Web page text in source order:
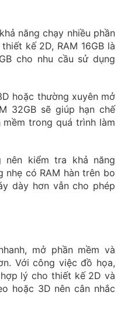
năng chạy nhiều phần
kế 2D, RAM 16GB là
cho nhu cầu sử dụng
hoặc thường xuyên mở
32GB sẽ giúp hạn chế
trong quá trình làm
nên kiểm tra khả năng
nhẹ có RAM hàn trên bo
dày hơn vẫn cho phép
mở phần mềm và
Với công việc đồ họa,
lý cho thiết kế 2D và
hoặc 3D nên cân nhắc